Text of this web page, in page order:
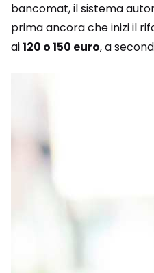
bancomat, il sistema
prima ancora che inizi il
ai120 o 150 euro, a